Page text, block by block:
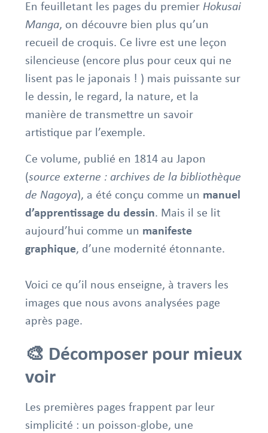
En feuilletant les pages du premier Hokusai
Manga, on découvre bien plus qu’un
recueil de croquis. Ce livre est une leçon
silencieuse (encore plus pour ceux qui ne
lisent pas le japonais ! ) mais puissante sur
le dessin, le regard, la nature, et la
manière de transmettre un savoir
artistique par l’exemple.
Ce volume, publié en 1814 au Japon
(source externe : archives de la bibliothèque
de Nagoya), a été conçu comme un manuel
d’apprentissage du dessin. Mais il se lit
aujourd’hui comme un manifeste
graphique, d’une modernité étonnante.
Voici ce qu’il nous enseigne, à travers les
images que nous avons analysées page
après page.
🎨 Décomposer pour mieux
voir
Les premières pages frappent par leur
simplicité : un poisson-globe, une